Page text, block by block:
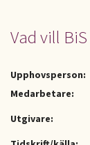
Vad vill
Upphovsperson:
Medarbetare:
Utgivare: